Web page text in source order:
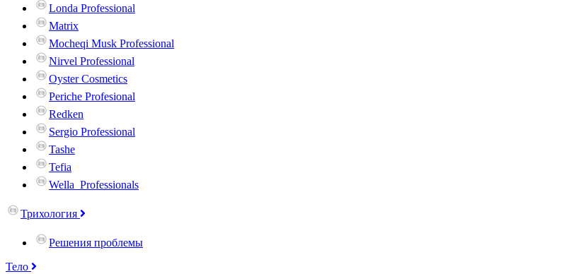
Londa Professional
Matrix
Mocheqi Musk Professional
Nirvel Professional
Oyster Cosmetics
Periche Profesional
Redken
Sergio Professional
Tashe
Tefia
Wella_Professionals
Трихология
Решения проблемы
Тело